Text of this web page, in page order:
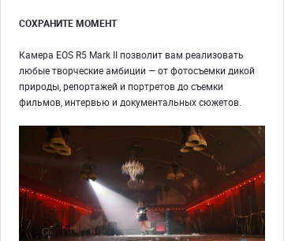
СОХРАНИТЕ МОМЕНТ
Камера EOS R5 Mark II позволит вам реализовать
любые творческие амбиции — от фотосъемки дикой
природы, репортажей и портретов до съемки
фильмов, интервью и документальных сюжетов.